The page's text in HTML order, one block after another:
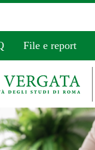
File e report